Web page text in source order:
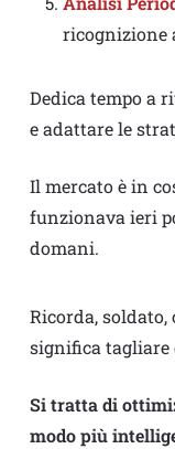
ricognizione
Dedica tempo a
e adattare le
Il mercato è in
funzionava ieri
domani.
Ricorda,
significa tagliare
Si tratta di
modo più